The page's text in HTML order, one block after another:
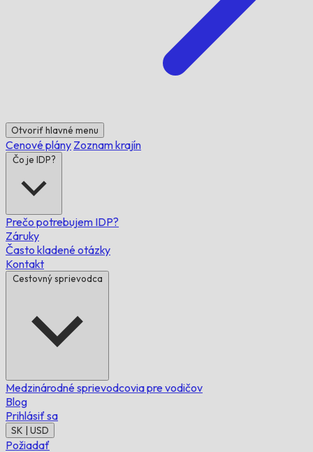
Otvoriť hlavné menu
Cenové plány Zoznam krajín
Čo je IDP?
Prečo potrebujem IDP?
Záruky
Často kladené otázky
Kontakt
Cestovný sprievodca
Medzinárodné sprievodcovia pre vodičov
Blog
Prihlásiť sa
SK | USD
Požiadať